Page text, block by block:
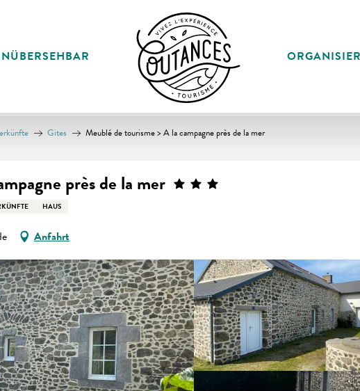
Gites Meublé de tourisme > A la campagne près de la mer
près de la mer
HAUS
Anfahrt